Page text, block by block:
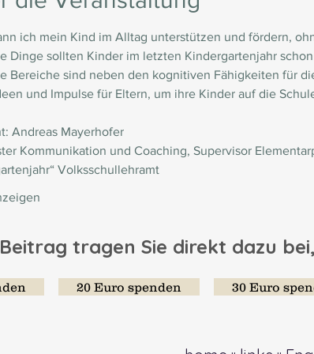
ich mein Kind im Alltag unterstützen und fördern,
Dinge sollten Kinder im letzten Kindergartenjahr
Bereiche sind neben den kognitiven Fähigkeiten für
und Impulse für Eltern, um ihre Kinder auf die
Andreas Mayerhofer
Kommunikation und Coaching, Supervisor
Volksschullehramt
tragen Sie direkt dazu
20 Euro spenden 30 Euro